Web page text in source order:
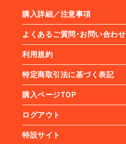
購入詳細／注意事項
よくあるご質問・お問い合わせ
利用規約
特定商取引法に基づく表記
購入ページTOP
ログアウト
特設サイト